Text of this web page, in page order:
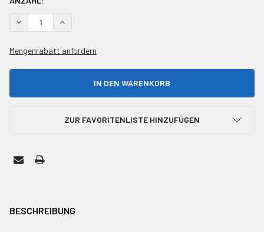
BESTAND:
MENGE VON UNDEFINED REDUZIEREN
MENGE VON UNDEFINED ERHÖHEN
Mengenrabatt anfordern
ZUR FAVORITENLISTE HINZUFÜGEN
ZUSAMMEN
BESCHREIBUNG